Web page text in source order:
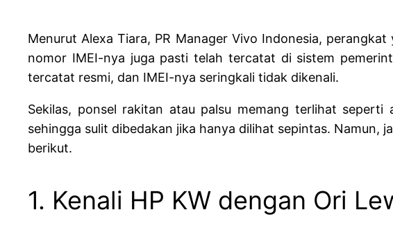
Menurut Alexa Tiara, PR Manager Vivo Indonesia,
nomor IMEI-nya juga pasti telah tercatat di sistem
tercatat resmi, dan IMEI-nya seringkali tidak dikenali.
Sekilas, ponsel rakitan atau palsu memang terlihat
sehingga sulit dibedakan jika hanya dilihat sepintas.
berikut.
1. Kenali HP KW dengan Ori